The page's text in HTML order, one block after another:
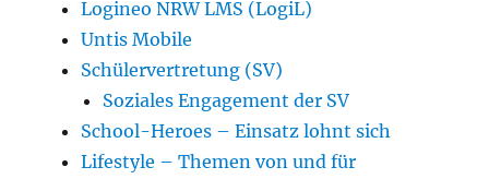
Logineo NRW LMS (LogiL)
Untis Mobile
Schülervertretung (SV)
Soziales Engagement der SV
School-Heroes – Einsatz lohnt sich
Lifestyle – Themen von und für